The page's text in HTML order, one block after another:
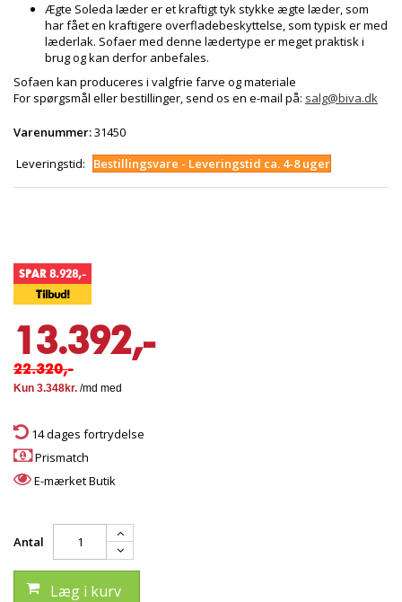
Ægte Soleda læder er et kraftigt tyk stykke ægte læder, som
har fået en kraftigere overfladebeskyttelse, som typisk er med
læderlak. Sofaer med denne lædertype er meget praktisk i
brug og kan derfor anbefales.
Sofaen kan produceres i valgfrie farve og materiale
For spørgsmål eller bestillinger, send os en e-mail på: salg@biva.dk
Varenummer:31450
Leveringstid:
Bestillingsvare - Leveringstid ca. 4-8 uger
SPAR 8.928,-
Tilbud!
13.392,-
22.320,-
14 dages fortrydelse
Prismatch
E-mærket Butik
Antal
Læg i kurv